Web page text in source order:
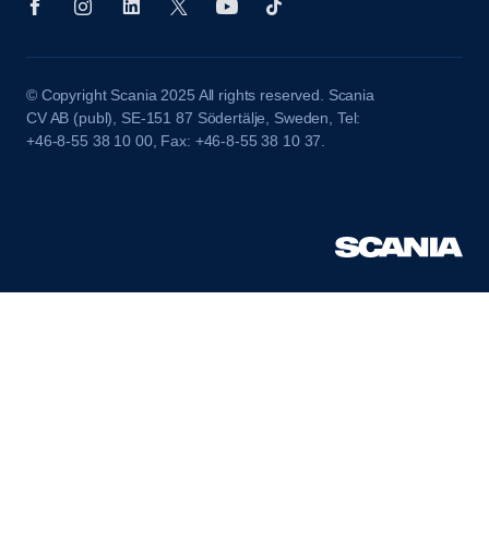
© Copyright Scania 2025 All rights reserved. Scania
CV AB (publ), SE-151 87 Södertälje, Sweden, Tel:
+46-8-55 38 10 00, Fax: +46-8-55 38 10 37.